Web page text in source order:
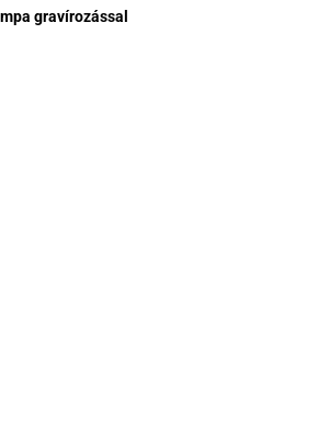
gravírozással